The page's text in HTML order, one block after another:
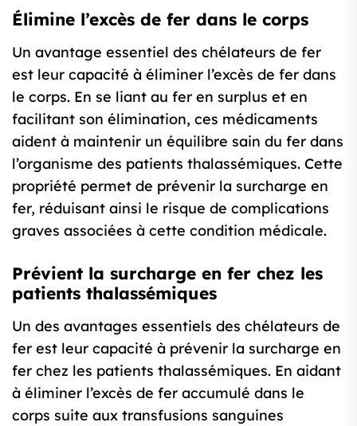
Élimine l’excès de fer dans le corps
Un avantage essentiel des chélateurs de fer
est leur capacité à éliminer l’excès de fer dans
le corps. En se liant au fer en surplus et en
facilitant son élimination, ces médicaments
aident à maintenir un équilibre sain du fer dans
l’organisme des patients thalassémiques. Cette
propriété permet de prévenir la surcharge en
fer, réduisant ainsi le risque de complications
graves associées à cette condition médicale.
Prévient la surcharge en fer chez les
patients thalassémiques
Un des avantages essentiels des chélateurs de
fer est leur capacité à prévenir la surcharge en
fer chez les patients thalassémiques. En aidant
à éliminer l’excès de fer accumulé dans le
corps suite aux transfusions sanguines